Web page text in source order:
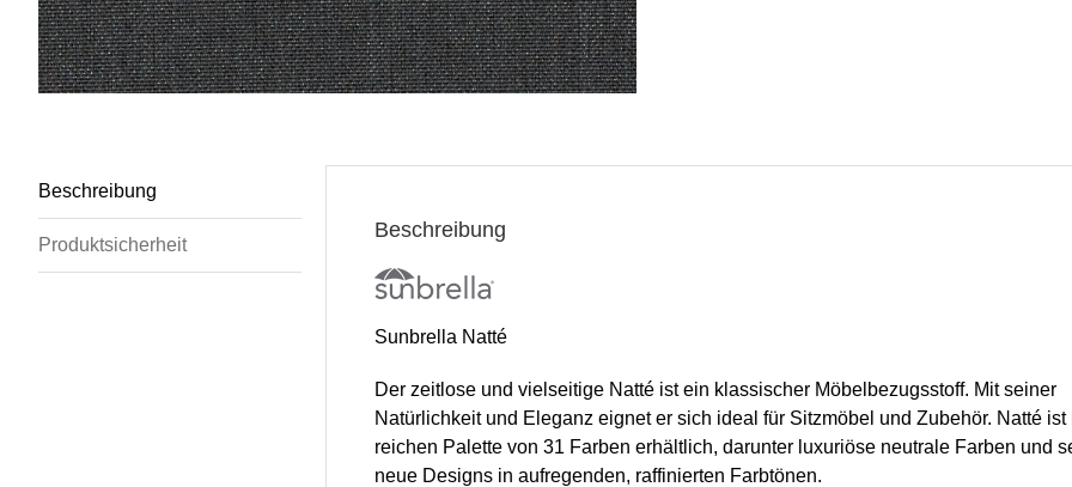
Beschreibung
Produktsicherheit
Beschreibung
Sunbrella Natté
Der zeitlose und vielseitige Natté ist ein klassischer Möbelbezugsstoff. Mit seiner
Natürlichkeit und Eleganz eignet er sich ideal für Sitzmöbel und Zubehör. Natté ist
reichen Palette von 31 Farben erhältlich, darunter luxuriöse neutrale Farben und
neue Designs in aufregenden, raffinierten Farbtönen.